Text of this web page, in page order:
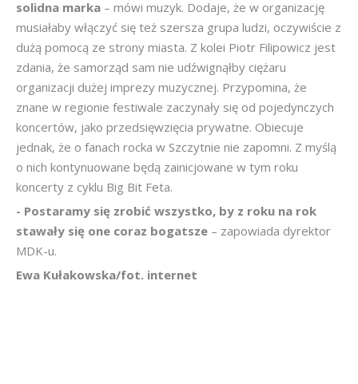
solidna marka – mówi muzyk. Dodaje, że w organizację
musiałaby włączyć się też szersza grupa ludzi, oczywiście z
dużą pomocą ze strony miasta. Z kolei Piotr Filipowicz jest
zdania, że samorząd sam nie udźwignąłby ciężaru
organizacji dużej imprezy muzycznej. Przypomina, że
znane w regionie festiwale zaczynały się od pojedynczych
koncertów, jako przedsięwzięcia prywatne. Obiecuje
jednak, że o fanach rocka w Szczytnie nie zapomni. Z myślą
o nich kontynuowane będą zainicjowane w tym roku
koncerty z cyklu Big Bit Feta.
- Postaramy się zrobić wszystko, by z roku na rok
stawały się one coraz bogatsze – zapowiada dyrektor
MDK-u.
Ewa Kułakowska/fot. internet